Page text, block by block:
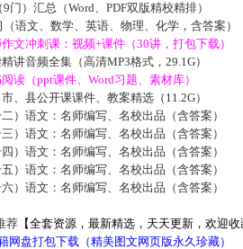
门）汇总（Word、PDF双版精校精排）
语文、数学、英语、物理、化学，含答案）
文冲刺课：视频+课件（30讲，打包下载）
讲音频全集（高清MP3格式，29.1G）
读（ppt课件、Word习题、素材库）
、县公开课课件、教案精选（11.2G）
）语文：名师编写、名校出品（含答案）
）语文：名师编写、名校出品（含答案）
）语文：名师编写、名校出品（含答案）
）语文：名师编写、名校出品（含答案）
）语文：名师编写、名校出品（含答案）
荐【全套资源，最新精选，天天更新，欢迎收
网盘打包下载（精美图文网页版永久珍藏）